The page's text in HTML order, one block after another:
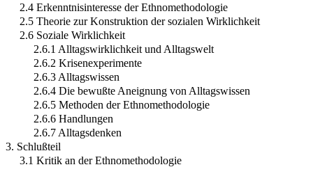
2.4 Erkenntnisinteresse der Ethnomethodologie
2.5 Theorie zur Konstruktion der sozialen Wirklichkeit
2.6 Soziale Wirklichkeit
2.6.1 Alltagswirklichkeit und Alltagswelt
2.6.2 Krisenexperimente
2.6.3 Alltagswissen
2.6.4 Die bewußte Aneignung von Alltagswissen
2.6.5 Methoden der Ethnomethodologie
2.6.6 Handlungen
2.6.7 Alltagsdenken
3. Schlußteil
3.1 Kritik an der Ethnomethodologie